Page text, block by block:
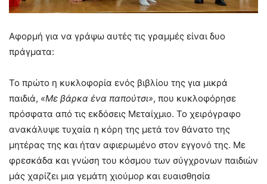
Αφορμή για να γράψω αυτές τις γραμμές είναι δυο
πράγματα:
Το πρώτο η κυκλοφορία ενός βιβλίου της για μικρά
παιδιά, «Με βάρκα ένα παπούτσι», που κυκλοφόρησε
πρόσφατα από τις εκδόσεις Μεταίχμιο. Το χειρόγραφο
ανακάλυψε τυχαία η κόρη της μετά τον θάνατο της
μητέρας της και ήταν αφιερωμένο στον εγγονό της. Με
φρεσκάδα και γνώση του κόσμου των σύγχρονων παιδιών
μάς χαρίζει μια γεμάτη χιούμορ και ευαισθησία